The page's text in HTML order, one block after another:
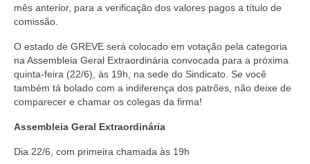
Publicações
Links Úteis
Perguntas frequentes
EMPRESAS
Boletos
mês anterior, para a verificação dos valores pagos a título de
comissão.
O estado de GREVE será colocado em votação pela categoria
na Assembleia Geral Extraordinária convocada para a próxima
quinta-feira (22/6), às 19h, na sede do Sindicato. Se você
também tá bolado com a indiferença dos patrões, não deixe de
comparecer e chamar os colegas da firma!
Assembleia Geral Extraordinária
Dia 22/6, com primeira chamada às 19h